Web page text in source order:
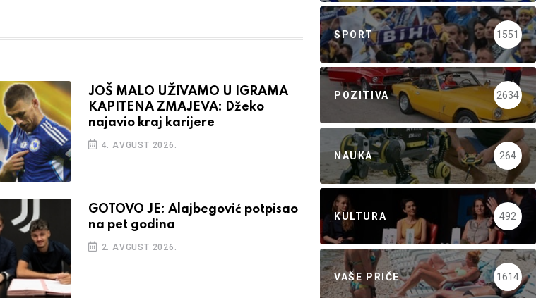
JOŠ MALO UŽIVAMO U IGRAMA
KAPITENA ZMAJEVA: Džeko
najavio kraj karijere
4. AVGUST 2026.
GOTOVO JE: Alajbegović potpisao
na pet godina
2. AVGUST 2026.
SPORT 1551
POZITIVA 2634
NAUKA 264
KULTURA 492
VAŠE PRIČE 1614